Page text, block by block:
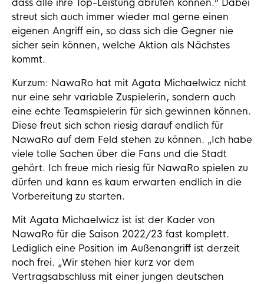
dass alle ihre Top-Leistung abrufen können.“ Dabei
streut sich auch immer wieder mal gerne einen
eigenen Angriff ein, so dass sich die Gegner nie
sicher sein können, welche Aktion als Nächstes
kommt.
Kurzum: NawaRo hat mit Agata Michaelwicz nicht
nur eine sehr variable Zuspielerin, sondern auch
eine echte Teamspielerin für sich gewinnen können.
Diese freut sich schon riesig darauf endlich für
NawaRo auf dem Feld stehen zu können. „Ich habe
viele tolle Sachen über die Fans und die Stadt
gehört. Ich freue mich riesig für NawaRo spielen zu
dürfen und kann es kaum erwarten endlich in die
Vorbereitung zu starten.
Mit Agata Michaelwicz ist ist der Kader von
NawaRo für die Saison 2022/23 fast komplett.
Lediglich eine Position im Außenangriff ist derzeit
noch frei. „Wir stehen hier kurz vor dem
Vertragsabschluss mit einer jungen deutschen